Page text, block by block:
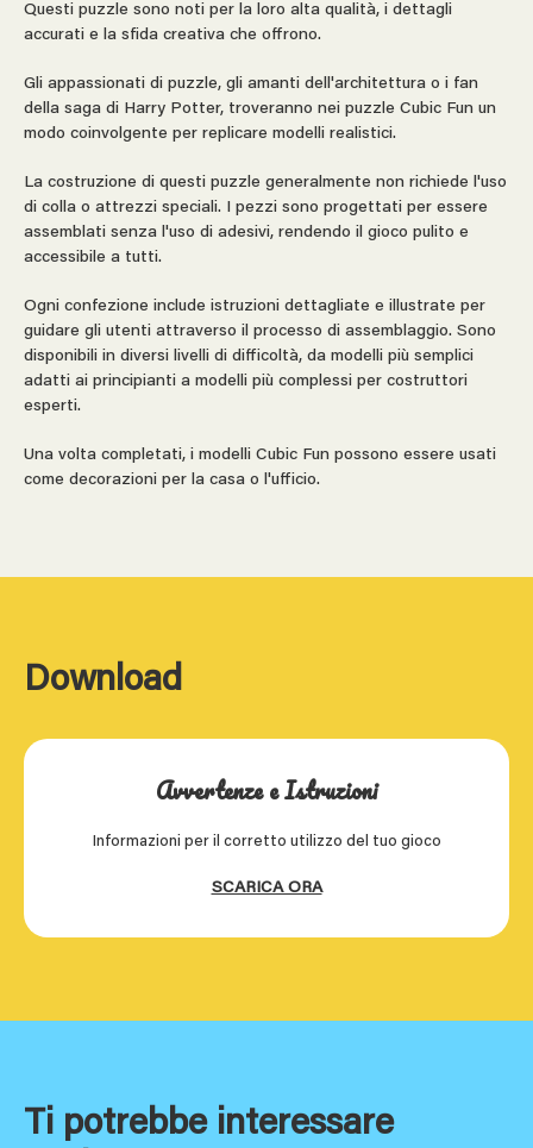
Questi puzzle sono noti per la loro alta qualità, i dettagli
accurati e la sfida creativa che offrono.
Gli appassionati di puzzle, gli amanti dell'architettura o i fan
della saga di Harry Potter, troveranno nei puzzle Cubic Fun un
modo coinvolgente per replicare modelli realistici.
La costruzione di questi puzzle generalmente non richiede l'uso
di colla o attrezzi speciali. I pezzi sono progettati per essere
assemblati senza l'uso di adesivi, rendendo il gioco pulito e
accessibile a tutti.
Ogni confezione include istruzioni dettagliate e illustrate per
guidare gli utenti attraverso il processo di assemblaggio. Sono
disponibili in diversi livelli di difficoltà, da modelli più semplici
adatti ai principianti a modelli più complessi per costruttori
esperti.
Una volta completati, i modelli Cubic Fun possono essere usati
come decorazioni per la casa o l'ufficio.
Download
Avvertenze e Istruzioni
Informazioni per il corretto utilizzo del tuo gioco
SCARICA ORA
Ti potrebbe interessare